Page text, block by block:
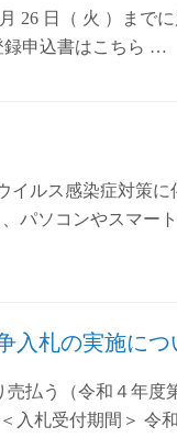
26 日（ 火 ）まで
録申込書はこちら …
イルス感染症対策に
パソコンやスマー
入札の実施につ
払う（令和４年度
入札受付期間＞ 令